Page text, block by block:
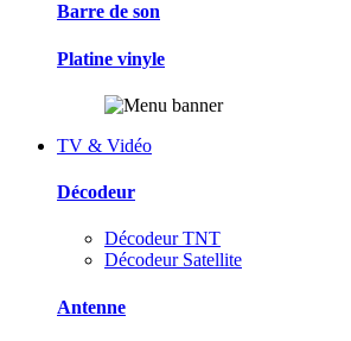
Barre de son
Platine vinyle
TV & Vidéo
Décodeur
Décodeur TNT
Décodeur Satellite
Antenne